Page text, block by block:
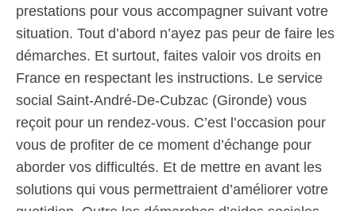
prestations pour vous accompagner suivant votre
situation. Tout d’abord n’ayez pas peur de faire les
démarches. Et surtout, faites valoir vos droits en
France en respectant les instructions. Le service
social Saint-André-De-Cubzac (Gironde) vous
reçoit pour un rendez-vous. C’est l’occasion pour
vous de profiter de ce moment d’échange pour
aborder vos difficultés. Et de mettre en avant les
solutions qui vous permettraient d’améliorer votre